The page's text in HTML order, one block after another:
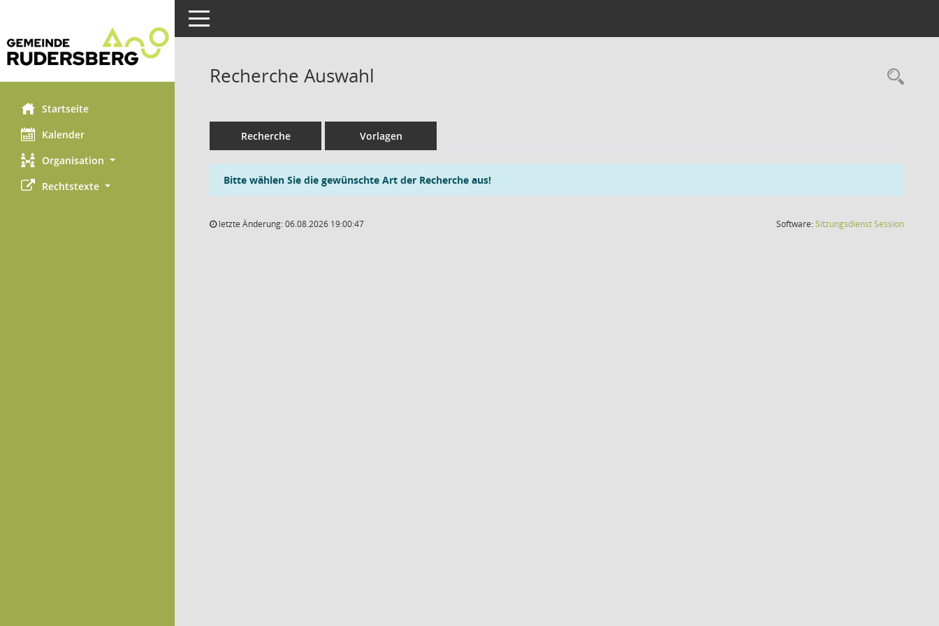
Startseite
Kalender
Organisation
Rechtstexte
Toggle navigation
Recherche Auswahl
Recherche Vorlagen
Bitte wählen Sie die gewünschte Art der Recherche aus!
letzte Änderung: 06.08.2026 19:00:47 Software:SitzungsdienstSession(Wird in